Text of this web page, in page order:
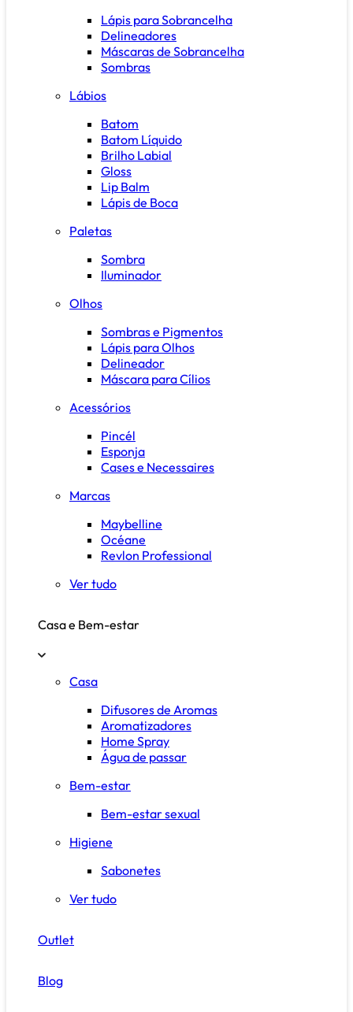
Lápis para Sobrancelha
Delineadores
Máscaras de Sobrancelha
Sombras
Lábios
Batom
Batom Líquido
Brilho Labial
Gloss
Lip Balm
Lápis de Boca
Paletas
Sombra
Iluminador
Olhos
Sombras e Pigmentos
Lápis para Olhos
Delineador
Máscara para Cílios
Acessórios
Pincél
Esponja
Cases e Necessaires
Marcas
Maybelline
Océane
Revlon Professional
Ver tudo
Casa e Bem-estar
Casa
Difusores de Aromas
Aromatizadores
Home Spray
Água de passar
Bem-estar
Bem-estar sexual
Higiene
Sabonetes
Ver tudo
Outlet
Blog